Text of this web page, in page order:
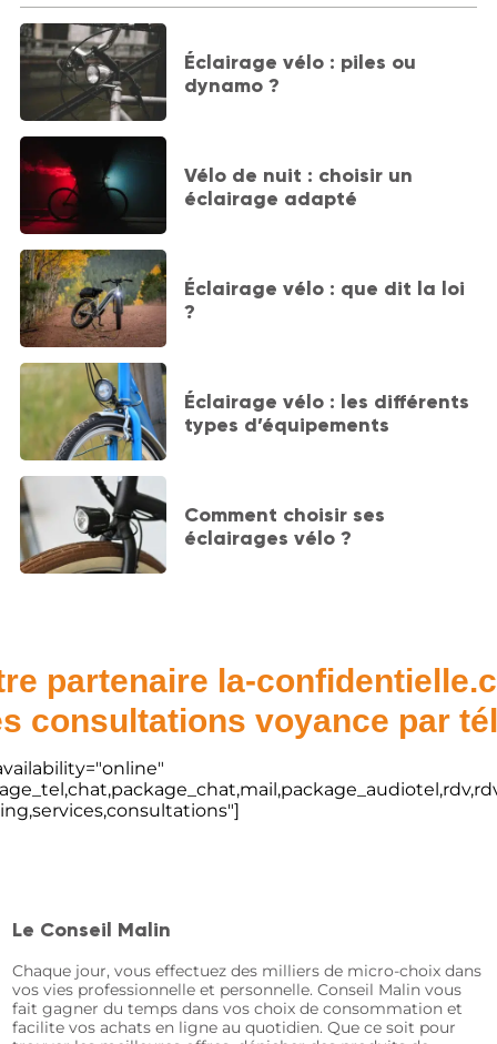
Éclairage vélo : piles ou
dynamo ?
Vélo de nuit : choisir un
éclairage adapté
Éclairage vélo : que dit la loi
?
Éclairage vélo : les différents
types d’équipements
Comment choisir ses
éclairages vélo ?
partenaire la-
consultations voyance par
Le Conseil Malin
Chaque jour, vous effectuez des milliers de micro-choix dans
vos vies professionnelle et personnelle. Conseil Malin vous
fait gagner du temps dans vos choix de consommation et
facilite vos achats en ligne au quotidien. Que ce soit pour